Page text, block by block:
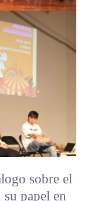
sobre el
papel en